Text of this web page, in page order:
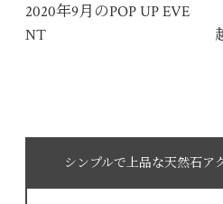
2020年9月のPOP UP EVE
NT
シンプルで上品な天然石ア